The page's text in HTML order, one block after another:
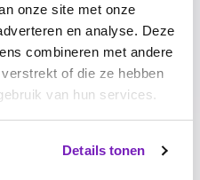
onze site met onze
en analyse. Deze
combineren met andere
of die ze hebben
van hun services.
Details tonen